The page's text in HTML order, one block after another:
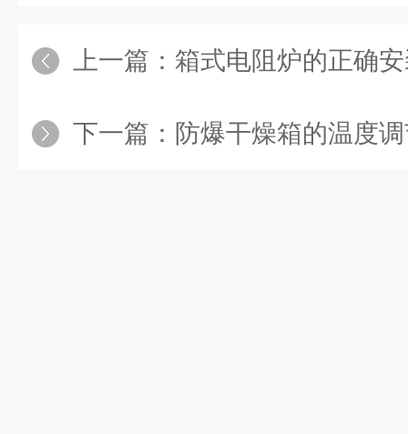
上一篇： 箱式电阻炉的正确安
下一篇： 防爆干燥箱的温度